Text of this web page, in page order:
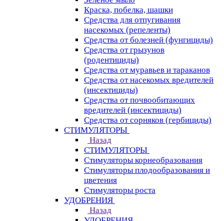
Краска, побелка, шашки
Средства для отпугивания
насекомых (репеленты)
Средства от болезней (фунгициды)
Средства от грызунов
(родентициды)
Средства от муравьев и тараканов
Средства от насекомых вредителей
(инсектициды)
Средства от почвообитающих
вредителей (инсектициды)
Средства от сорняков (гербициды)
СТИМУЛЯТОРЫ
Назад
СТИМУЛЯТОРЫ
Стимуляторы корнеобразования
Стимуляторы плодообразования и
цветения
Стимуляторы роста
УДОБРЕНИЯ
Назад